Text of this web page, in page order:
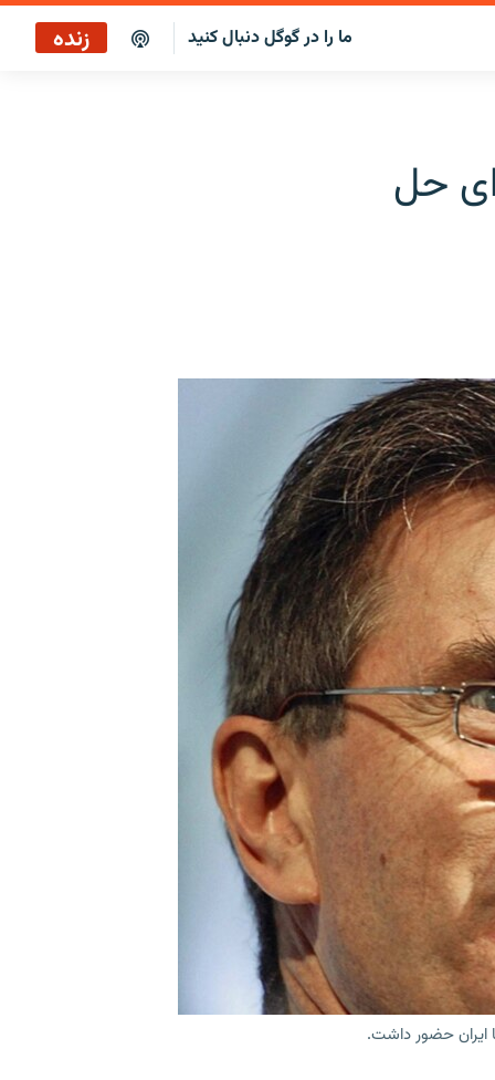
ما را در گوگل دنبال کنید زنده
حل
ایران حضور داشت.